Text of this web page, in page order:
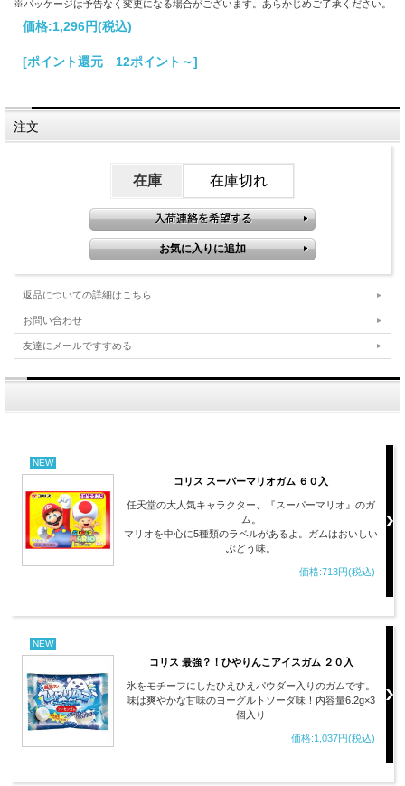
※パッケージは予告なく変更になる場合がございます。あらかじめご了承ください。
価格:1,296円(税込)
[ポイント還元 12ポイント～]
注文
在庫 在庫切れ
返品についての詳細はこちら
お問い合わせ
友達にメールですすめる
NEW
コリス スーパーマリオガム ６０入
任天堂の大人気キャラクター、『スーパーマリオ』のガ
ム。
マリオを中心に5種類のラベルがあるよ。ガムはおいしい
ぶどう味。
価格:713円(税込)
NEW
コリス 最強？！ひやりんこアイスガム ２０入
氷をモチーフにしたひえひえパウダー入りのガムです。
味は爽やかな甘味のヨーグルトソーダ味！内容量6.2g×3
個入り
価格:1,037円(税込)